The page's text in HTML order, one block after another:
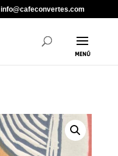
info@cafeconvertes.com